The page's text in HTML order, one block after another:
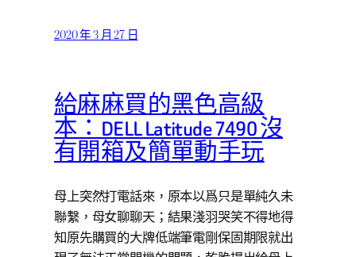
2020 年 3 月 27 日
給麻麻買的黑色高級
本：DELL Latitude 7490 沒
有開箱及簡單動手玩
母上突然打電話來，原本以爲只是單純久未
聯繫，母女聊聊天；結果淺羽哭笑不得地得
知原先購買的大牌低端筆電剛保固期限就出